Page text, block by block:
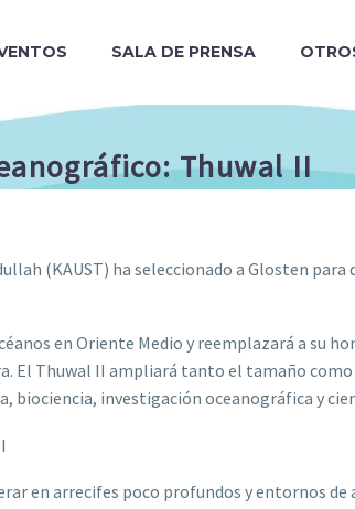
SALA DE PRENSA
Thuwal II
(KAUST) ha seleccionado a Glosten para
en Oriente Medio y reemplazará a su
El Thuwal II ampliará tanto el tamaño como
biociencia, investigación oceanográfica y
en arrecifes poco profundos y entornos de